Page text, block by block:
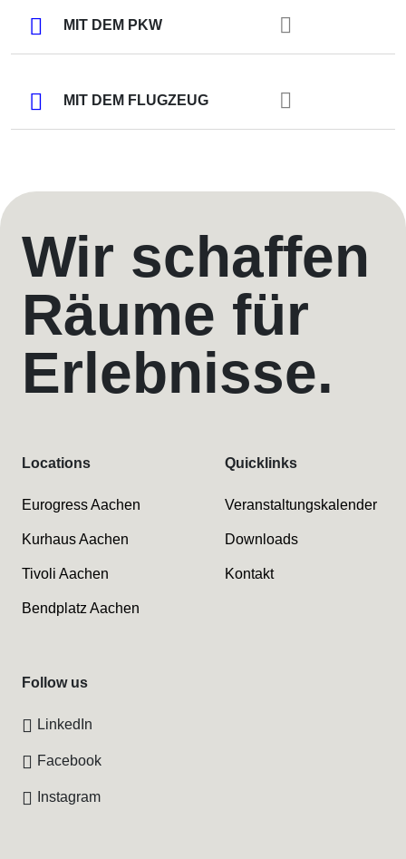
MIT DEM PKW
MIT DEM FLUGZEUG
Wir schaffen
Räume für
Erlebnisse.
Locations
Eurogress Aachen
Kurhaus Aachen
Tivoli Aachen
Bendplatz Aachen
Quicklinks
Veranstaltungskalender
Downloads
Kontakt
Follow us
LinkedIn
Facebook
Instagram